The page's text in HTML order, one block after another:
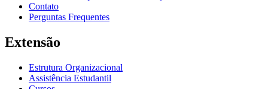
Contato
Perguntas Frequentes
Extensão
Estrutura Organizacional
Assistência Estudantil